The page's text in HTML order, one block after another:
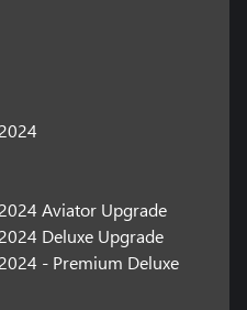
Aviator Upgrade
Deluxe Upgrade
- Premium Deluxe